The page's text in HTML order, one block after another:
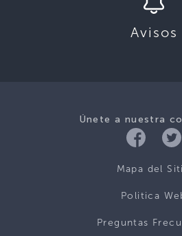
Avisos
Únete a nuestra
Mapa del
Politica
Preguntas